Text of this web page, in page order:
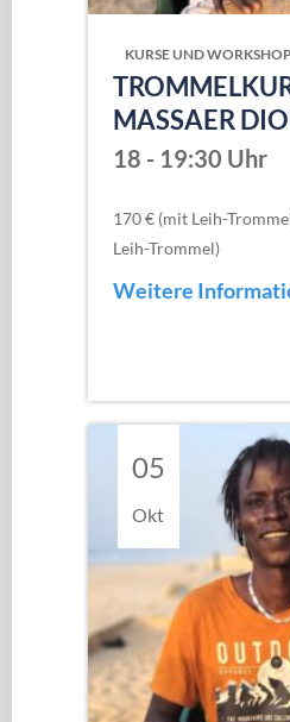
KURSE UND
MASSAER
18 - 19:30 Uhr
170 € (mit Leih-
Leih-Trommel)
Weitere
05
Okt